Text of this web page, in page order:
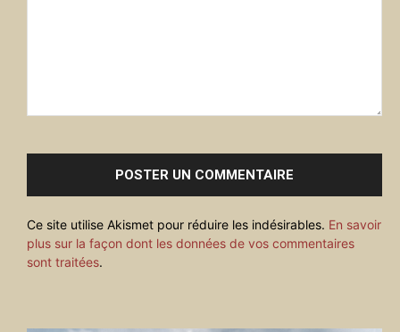
Ce site utilise Akismet pour réduire les indésirables. En savoir
plus sur la façon dont les données de vos commentaires
sont traitées.